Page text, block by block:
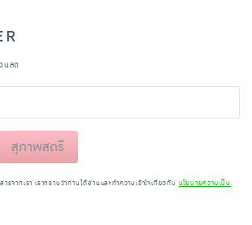
นลด
สุภาพสตรี
จากเรา เราทราบว่าท่านได้อ่านและทำความเข้าใจเกี่ยวกับ นโยบายความเป็น